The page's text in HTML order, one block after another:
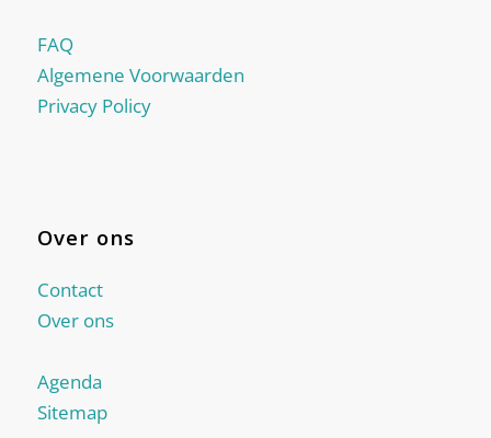
FAQ
Algemene Voorwaarden
Privacy Policy
Over ons
Contact
Over ons
Agenda
Sitemap